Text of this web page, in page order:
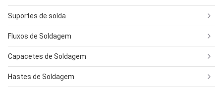
Suportes de solda
Fluxos de Soldagem
Capacetes de Soldagem
Hastes de Soldagem